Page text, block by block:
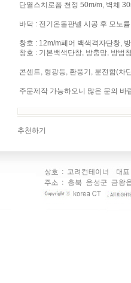
단열스치로폼 천정 50m/m, 벽체
바닥 : 전기온돌판넬 시공 후 모노
창호 : 12m/m페어 백색격자단창,
창호 : 기본백색단창, 방충망, 방범
콘센트, 형광등, 환풍기, 분전함(차
주문제작 가능하오니 많은 문의 바
추천하기